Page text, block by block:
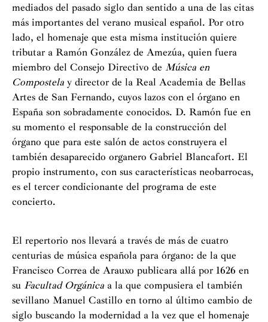
mediados del pasado siglo dan sentido a una de las citas
más importantes del verano musical español. Por otro
lado, el homenaje que esta misma institución quiere
tributar a Ramón González de Amezúa, quien fuera
miembro del Consejo Directivo de Música en
Compostela y director de la Real Academia de Bellas
Artes de San Fernando, cuyos lazos con el órgano en
España son sobradamente conocidos. D. Ramón fue en
su momento el responsable de la construcción del
órgano que para este salón de actos construyera el
también desaparecido organero Gabriel Blancafort. El
propio instrumento, con sus características neobarrocas,
es el tercer condicionante del programa de este
concierto.
El repertorio nos llevará a través de más de cuatro
centurias de música española para órgano: de la que
Francisco Correa de Arauxo publicara allá por 1626 en
su Facultad Orgánica a la que compusiera el también
sevillano Manuel Castillo en torno al último cambio de
siglo buscando la modernidad a la vez que el homenaje